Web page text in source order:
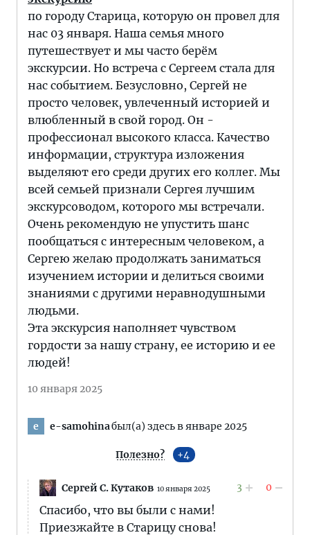
по городу Старица, которую он провел для
нас 03 января. Наша семья много
путешествует и мы часто берём
экскурсии. Но встреча с Сергеем стала для
нас событием. Безусловно, Сергей не
просто человек, увлеченный историей и
влюбленный в свой город. Он -
профессионал высокого класса. Качество
информации, структура изложения
выделяют его среди других его коллег. Мы
всей семьей признали Сергея лучшим
экскурсоводом, которого мы встречали.
Очень рекомендую не упустить шанс
пообщаться с интересным человеком, а
Сергею желаю продолжать заниматься
изучением истории и делиться своими
знаниями с другими неравнодушными
людьми.
Эта экскурсия наполняет чувством
гордости за нашу страну, ее историю и ее
людей!
10 января 2025
e e-samohinaбыл(а) здесь в январе 2025
Полезно? 4
Сергей С. Кутаков 10 января 2025 3 0
Спасибо, что вы были с нами!
Приезжайте в Старицу снова!